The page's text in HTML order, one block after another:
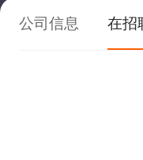
公司信息 在招